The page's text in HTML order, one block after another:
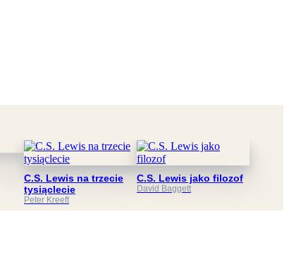
C.S. Lewis na trzecie
tysiąclecie
Peter Kreeft
C.S. Lewis jako filozof
David Baggett